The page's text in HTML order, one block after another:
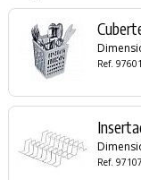
Ref.
Ref.